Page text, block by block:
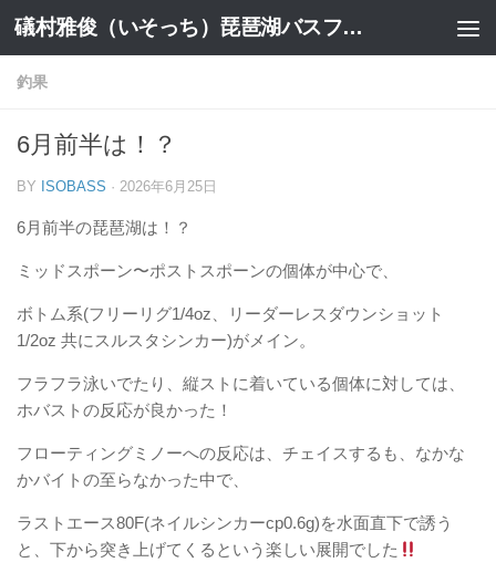
コンテンツへスキップ 礒村雅俊（いそっち）琵琶湖バスフィッシングガイドブログ
釣果
6月前半は！？
BY ISOBASS · 2026年6月25日
6月前半の琵琶湖は！？
ミッドスポーン〜ポストスポーンの個体が中心で、
ボトム系(フリーリグ1/4oz、リーダーレスダウンショット
1/2oz 共にスルスタシンカー)がメイン。
フラフラ泳いでたり、縦ストに着いている個体に対しては、
ホバストの反応が良かった！
フローティングミノーへの反応は、チェイスするも、なかな
かバイトの至らなかった中で、
ラストエース80F(ネイルシンカーcp0.6g)を水面直下で誘う
と、下から突き上げてくるという楽しい展開でした